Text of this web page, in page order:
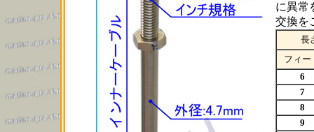
に異常
交換を
長
フィー
6
7
8
9